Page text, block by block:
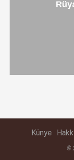
Künye
©